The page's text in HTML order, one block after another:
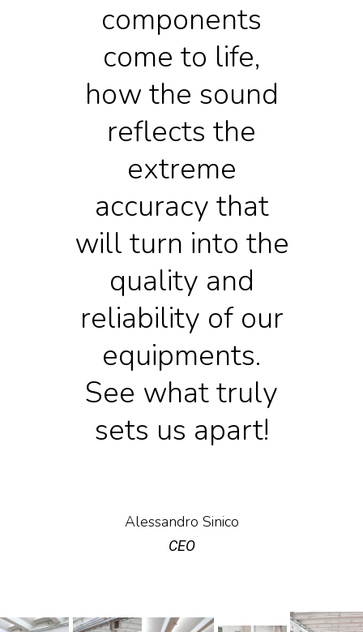
components
come to life,
how the sound
reflects the
extreme
accuracy that
will turn into the
quality and
reliability of our
equipments.
See what truly
sets us apart!
Alessandro Sinico
CEO